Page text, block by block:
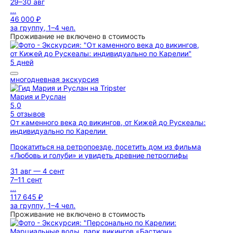
29–30 авг
...
46 000 ₽
за группу, 1–4 чел.
Проживание не включено в стоимость
5 дней
многодневная экскурсия
Мария и Руслан
5,0
5 отзывов
От каменного века до викингов, от Кижей до Рускеалы:
индивидуально по Карелии
Прокатиться на ретропоезде, посетить дом из фильма
«Любовь и голуби» и увидеть древние петроглифы
31 авг — 4 сент
7–11 сент
...
117 645 ₽
за группу, 1–4 чел.
Проживание не включено в стоимость